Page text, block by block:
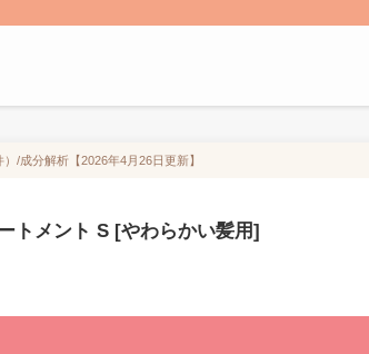
/成分解析【2026年4月26日更新】
トメント S [やわらかい髪用]